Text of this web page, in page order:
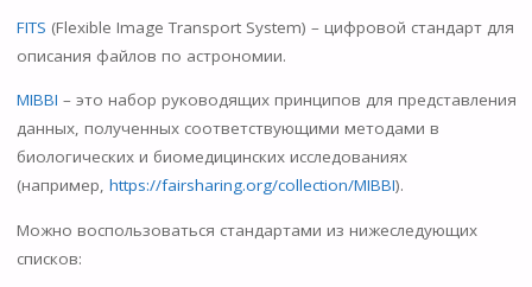
FITS (Flexible Image Transport System) – цифровой стандарт для
описания файлов по астрономии.
MIBBI – это набор руководящих принципов для представления
данных, полученных соответствующими методами в
биологических и биомедицинских исследованиях
(например, https://fairsharing.org/collection/MIBBI).
Можно воспользоваться стандартами из нижеследующих
списков: